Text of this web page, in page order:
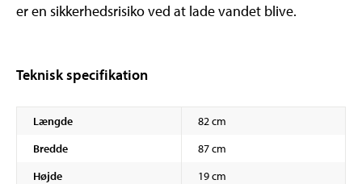
er en sikkerhedsrisiko ved at lade vandet blive.
Teknisk specifikation
Længde
82 cm
Bredde
87 cm
Højde
19 cm